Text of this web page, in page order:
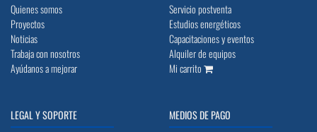
Quienes somos
Proyectos
Noticias
Trabaja con nosotros
Ayúdanos a mejorar
Servicio postventa
Estudios energéticos
Capacitaciones y eventos
Alquiler de equipos
Mi carrito
LEGAL Y SOPORTE
MEDIOS DE PAGO